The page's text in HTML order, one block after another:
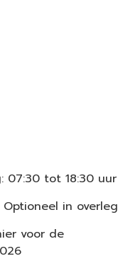
07:30 tot 18:30 uur
in overleg
voor de